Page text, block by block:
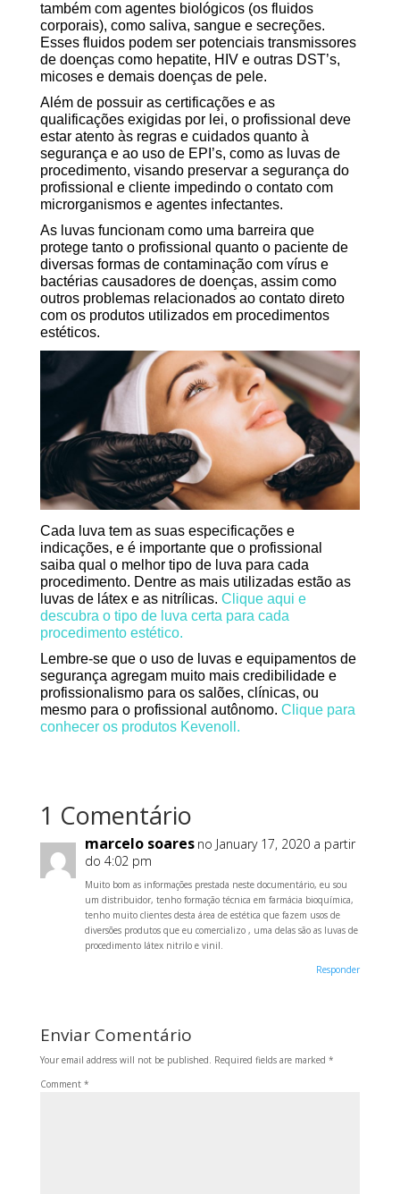
também com agentes biológicos (os fluidos
corporais), como saliva, sangue e secreções.
Esses fluidos podem ser potenciais transmissores
de doenças como hepatite, HIV e outras DST’s,
micoses e demais doenças de pele.
Além de possuir as certificações e as
qualificações exigidas por lei, o profissional deve
estar atento às regras e cuidados quanto à
segurança e ao uso de EPI’s, como as luvas de
procedimento, visando preservar a segurança do
profissional e cliente impedindo o contato com
microrganismos e agentes infectantes.
As luvas funcionam como uma barreira que
protege tanto o profissional quanto o paciente de
diversas formas de contaminação com vírus e
bactérias causadores de doenças, assim como
outros problemas relacionados ao contato direto
com os produtos utilizados em procedimentos
estéticos.
Cada luva tem as suas especificações e
indicações, e é importante que o profissional
saiba qual o melhor tipo de luva para cada
procedimento. Dentre as mais utilizadas estão as
luvas de látex e as nitrílicas. Clique aqui e
descubra o tipo de luva certa para cada
procedimento estético.
Lembre-se que o uso de luvas e equipamentos de
segurança agregam muito mais credibilidade e
profissionalismo para os salões, clínicas, ou
mesmo para o profissional autônomo. Clique para
conhecer os produtos Kevenoll.
1 Comentário
marcelo soares no January 17, 2020 a partir
do 4:02 pm
Muito bom as informações prestada neste documentário, eu sou
um distribuidor, tenho formação técnica em farmácia bioquímica,
tenho muito clientes desta área de estética que fazem usos de
diversões produtos que eu comercializo , uma delas são as luvas de
procedimento látex nitrilo e vinil.
Responder
Enviar Comentário
Your email address will not be published. Required fields are marked *
Comment *